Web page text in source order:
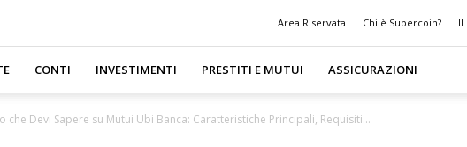
Area Riservata Chi è Supercoin? Il
CONTI INVESTIMENTI PRESTITI E MUTUI ASSICURAZIONI
che Devi Sapere su Mutui Ubi Banca: Caratteristiche Principali, Requisiti...